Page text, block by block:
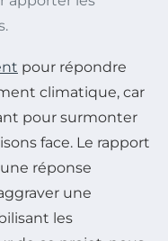
pour répondre
climatique, car
pour surmonter
face. Le rapport
réponse
une
les